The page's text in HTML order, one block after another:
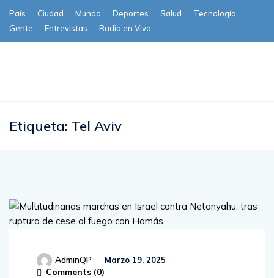
País Ciudad Mundo Deportes Salud
Tecnología
Gente
Entrevistas Radio en Vivo
Etiqueta: Tel Aviv
AdminQP Marzo 19, 2025
Comments (0)